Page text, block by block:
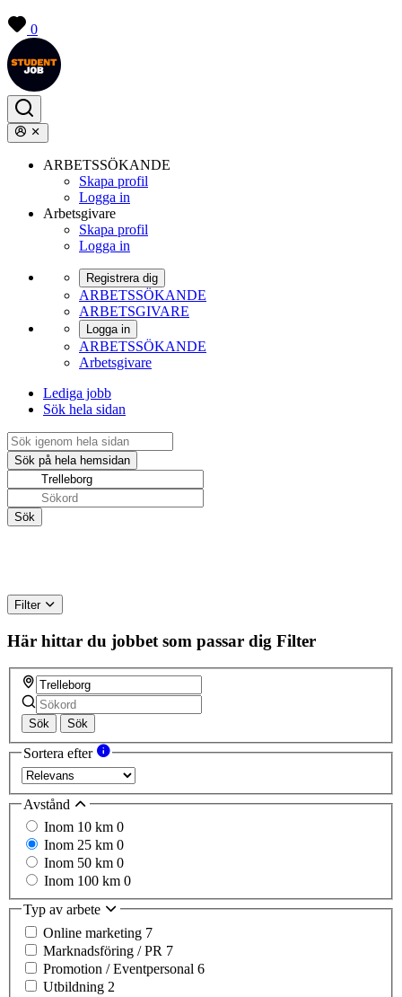
0
ARBETSSÖKANDE
Skapa profil
Logga in
Arbetsgivare
Skapa profil
Logga in
Registrera dig
ARBETSSÖKANDE
ARBETSGIVARE
Logga in
ARBETSSÖKANDE
Arbetsgivare
Lediga jobb
Sök hela sidan
Filter
Här hittar du jobbet som passar dig Filter
Sök Sök
Sortera efter
Avstånd
Inom 10 km 0
Inom 25 km 0
Inom 50 km 0
Inom 100 km 0
Typ av arbete
Online marketing 7
Marknadsföring / PR 7
Promotion / Eventpersonal 6
Utbildning 2